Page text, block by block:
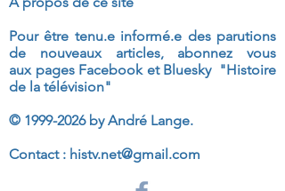
Pour être tenu.e informé.e des parutions
de nouveaux articles, abonnez vous
aux pages Facebook et Bluesky "Histoire
de la télévision"
© 1999-2026by André Lange.
Contact : histv.net@gmail.com